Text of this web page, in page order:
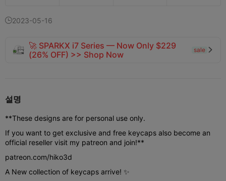
2023-05-16
🚀 SPARKX i7 Series — Now Only $229
(26% OFF) >> Shop Now
sale 
설명
**These designs are for personal use only.
If you want to get exclusive and free keycaps also become an
official reseller visit my patreon and join!**
patreon.com/hiko3d
A New collection of keycaps arrive! ✨